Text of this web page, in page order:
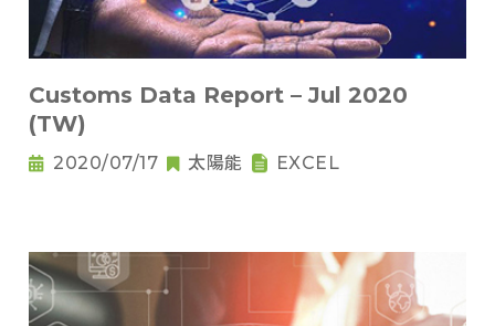
Customs Data Report – Jul 2020
(TW)
2020/07/17 太陽能 EXCEL